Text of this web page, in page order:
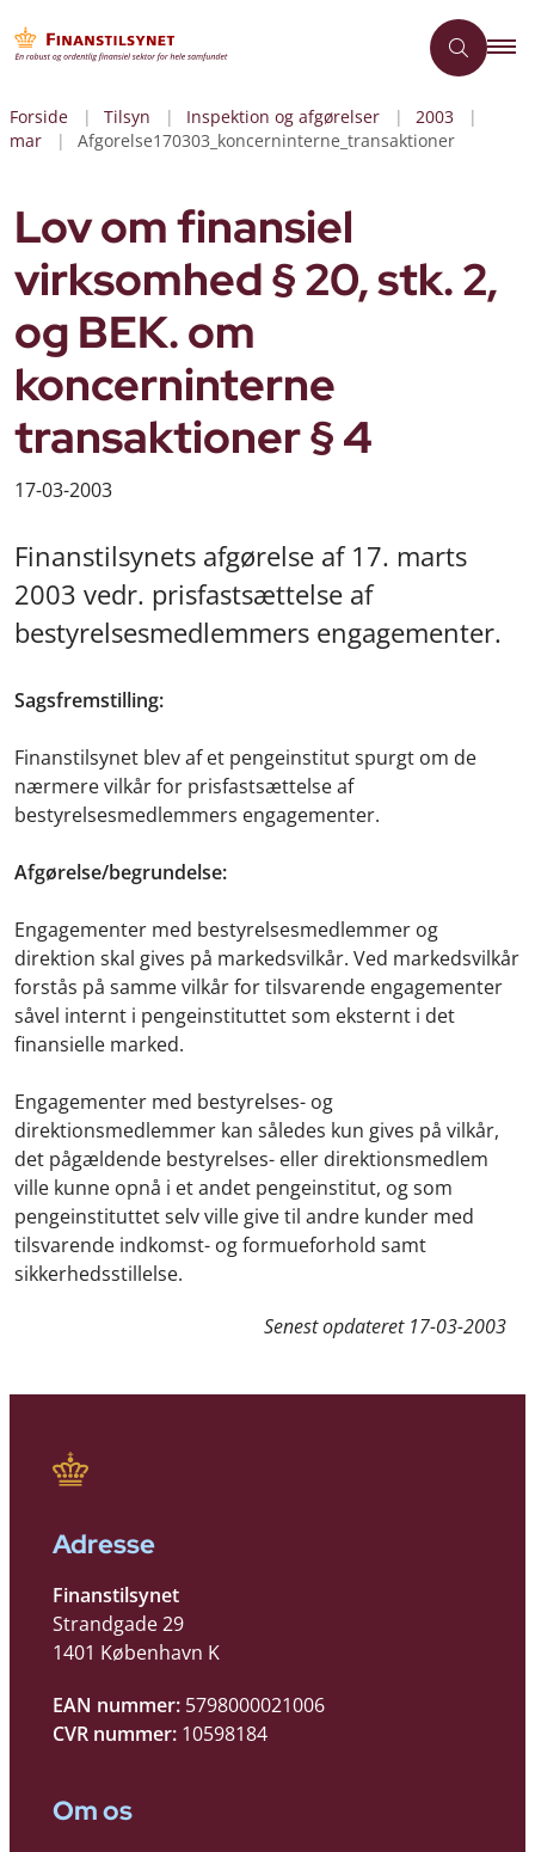
Forside Tilsyn Inspektion og afgørelser
2003
mar
Afgorelse170303_koncerninterne_transaktioner
Lov om finansiel
virksomhed § 20, stk. 2,
og BEK. om
koncerninterne
transaktioner § 4
17-03-2003
Finanstilsynets afgørelse af 17. marts
2003 vedr. prisfastsættelse af
bestyrelsesmedlemmers engagementer.
Sagsfremstilling:
Finanstilsynet blev af et pengeinstitut spurgt om de
nærmere vilkår for prisfastsættelse af
bestyrelsesmedlemmers engagementer.
Afgørelse/begrundelse:
Engagementer med bestyrelsesmedlemmer og
direktion skal gives på markedsvilkår. Ved markedsvilkår
forstås på samme vilkår for tilsvarende engagementer
såvel internt i pengeinstituttet som eksternt i det
finansielle marked.
Engagementer med bestyrelses- og
direktionsmedlemmer kan således kun gives på vilkår,
det pågældende bestyrelses- eller direktionsmedlem
ville kunne opnå i et andet pengeinstitut, og som
pengeinstituttet selv ville give til andre kunder med
tilsvarende indkomst- og formueforhold samt
sikkerhedsstillelse.
Senest opdateret 17-03-2003
Adresse
Finanstilsynet
Strandgade 29
1401 København K
EAN nummer: 5798000021006
CVR nummer: 10598184
Om os